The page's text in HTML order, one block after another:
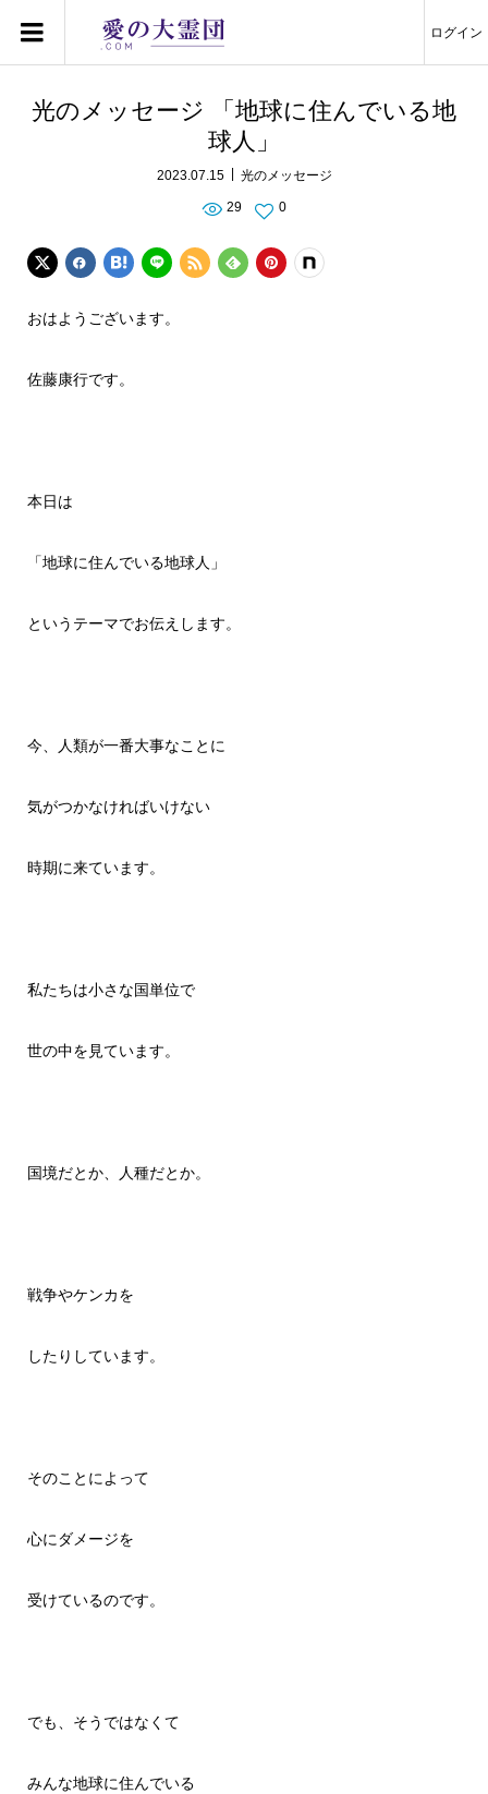
ログイン
光のメッセージ 「地球に住んでいる地
球人」
2023.07.15 光のメッセージ
29 0
おはようございます。
佐藤康行です。
本日は
「地球に住んでいる地球人」
というテーマでお伝えします。
今、人類が一番大事なことに
気がつかなければいけない
時期に来ています。
私たちは小さな国単位で
世の中を見ています。
国境だとか、人種だとか。
戦争やケンカを
したりしています。
そのことによって
心にダメージを
受けているのです。
でも、そうではなくて
みんな地球に住んでいる